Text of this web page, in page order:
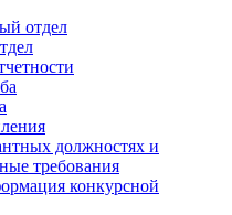
отдел
должностях и
требования
конкурсной